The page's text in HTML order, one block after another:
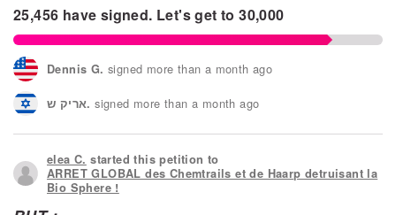
25,456 have signed. Let's get to30,000
Dennis G. signed more than a month ago
אריק ש. signed more than a month ago
Dessaud E. signed more than a month ago
שיר א. signed more than a month ago
Sara C.
elea C. started this petition to
ARRET GLOBAL des Chemtrails et de Haarp detruisant la
Bio Sphere !